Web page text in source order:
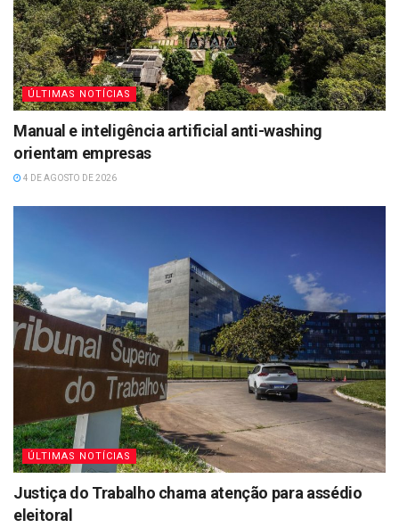
ÚLTIMAS NOTÍCIAS
Manual e inteligência artificial anti-washing
orientam empresas
4 DE AGOSTO DE 2026
ÚLTIMAS NOTÍCIAS
Justiça do Trabalho chama atenção para assédio
eleitoral